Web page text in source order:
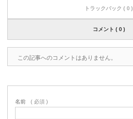
トラックバック ( 0 )
コメント ( 0 )
この記事へのコメントはありません。
名前 ( 必須 )